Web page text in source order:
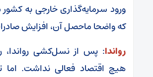
ورود سرمایه‌گذاری خارجی به
که واضحا ماحصل آن، افزایش
رواندا: پس از نسل‌کشی رواندا،
هیچ اقتصاد فعالی نداشت.